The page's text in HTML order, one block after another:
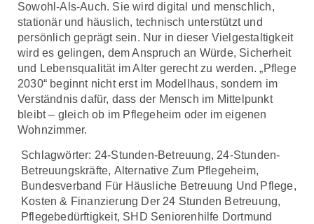
Sowohl-Als-Auch. Sie wird digital und menschlich,
stationär und häuslich, technisch unterstützt und
persönlich geprägt sein. Nur in dieser Vielgestaltigkeit
wird es gelingen, dem Anspruch an Würde, Sicherheit
und Lebensqualität im Alter gerecht zu werden. „Pflege
2030“ beginnt nicht erst im Modellhaus, sondern im
Verständnis dafür, dass der Mensch im Mittelpunkt
bleibt – gleich ob im Pflegeheim oder im eigenen
Wohnzimmer.
Schlagwörter: 24-Stunden-Betreuung, 24-Stunden-
Betreuungskräfte, Alternative Zum Pflegeheim,
Bundesverband Für Häusliche Betreuung Und Pflege,
Kosten & Finanzierung Der 24 Stunden Betreuung,
Pflegebedürftigkeit, SHD Seniorenhilfe Dortmund